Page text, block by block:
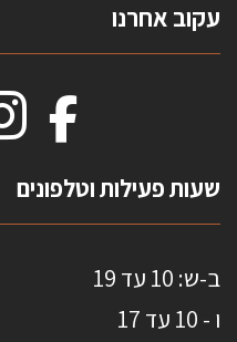
טפטים משולשים
וילונות חסיני אש
מדבקות אנטי סאן
עקוב אחרנו
שעות פעילות וטלפונים
ב-ש: 10 עד 19
ו - 10 עד 17